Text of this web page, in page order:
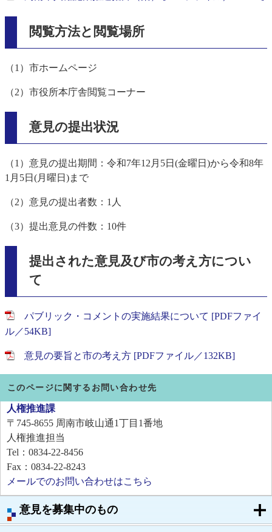
意見を募集中のもの
閲覧方法と閲覧場所
（1）市ホームページ
（2）市役所本庁舎閲覧コーナー
意見の提出状況
（1）意見の提出期間：令和7年12月5日(金曜日)から令和8年
1月5日(月曜日)まで
（2）意見の提出者数：1人
（3）提出意見の件数：10件
提出された意見及び市の考え方につい
て
パブリック・コメントの実施結果について [PDFファイ
ル／54KB]
意見の要旨と市の考え方 [PDFファイル／132KB]
このページに関するお問い合わせ先
人権推進課
〒745-8655 周南市岐山通1丁目1番地
人権推進担当
Tel：0834-22-8456
Fax：0834-22-8243
メールでのお問い合わせはこちら